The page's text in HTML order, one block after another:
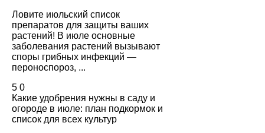
Ловите июльский список
препаратов для защиты ваших
растений! В июле основные
заболевания растений вызывают
споры грибных инфекций —
пероноспороз, ...
5 0
Какие удобрения нужны в саду и
огороде в июле: план подкормок и
список для всех культур